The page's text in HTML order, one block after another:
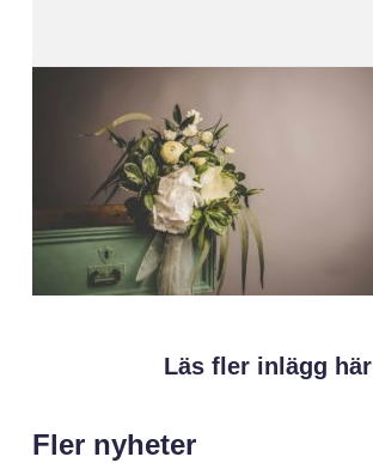
Läs fler inlägg här
Fler nyheter